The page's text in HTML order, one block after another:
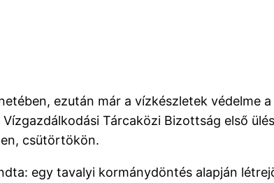
ezután már a vízkészletek védelme
Tárcaközi Bizottság első
csütörtökön.
egy tavalyi kormánydöntés alapján